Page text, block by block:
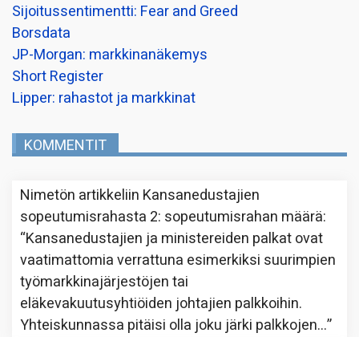
Sijoitussentimentti: Fear and Greed
Borsdata
JP-Morgan: markkinanäkemys
Short Register
Lipper: rahastot ja markkinat
KOMMENTIT
Nimetön artikkeliin Kansanedustajien
sopeutumisrahasta 2: sopeutumisrahan määrä:
“Kansanedustajien ja ministereiden palkat ovat
vaatimattomia verrattuna esimerkiksi suurimpien
työmarkkinajärjestöjen tai
eläkevakuutusyhtiöiden johtajien palkkoihin.
Yhteiskunnassa pitäisi olla joku järki palkkojen…”